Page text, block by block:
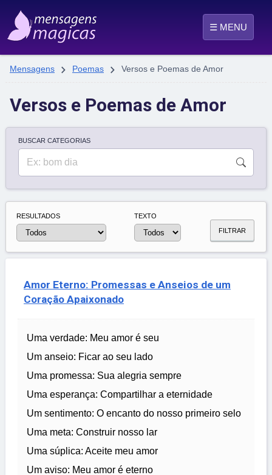
☰ MENU
Mensagens  Poemas  Versos e Poemas de Amor
Versos e Poemas de Amor
BUSCAR CATEGORIAS
RESULTADOS
TEXTO
FILTRAR
Amor Eterno: Promessas e Anseios de um
Coração Apaixonado
Uma verdade: Meu amor é seu
Um anseio: Ficar ao seu lado
Uma promessa: Sua alegria sempre
Uma esperança: Compartilhar a eternidade
Um sentimento: O encanto do nosso primeiro selo
Uma meta: Construir nosso lar
Uma súplica: Aceite meu amor
Um aviso: Meu amor é eterno